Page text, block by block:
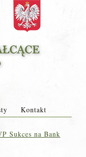
Kontakt
Sukces na Bank